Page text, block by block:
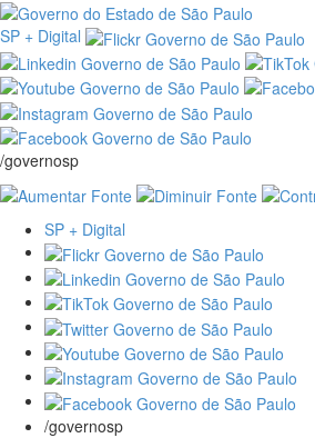
SP + Digital
/governosp
SP + Digital
/governosp